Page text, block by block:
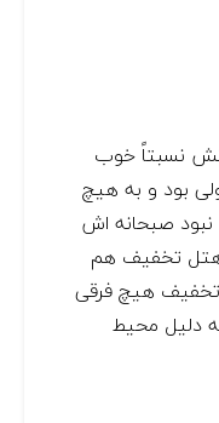
نسبتاً خوب
بود و به هیچ
صبحانه اش
هتل تخفیف هم
تخفیف هیچ فرقی
دلیل محیط